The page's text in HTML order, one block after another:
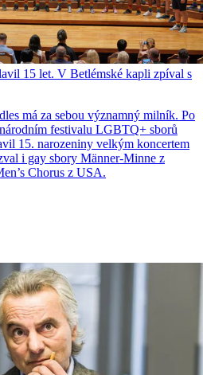
15 let. V Betlémské kapli zpíval s
má za sebou významný milník. Po
festivalu LGBTQ+ sborů
15. narozeniny velkým koncertem
i gay sbory Männer-Minne z
Chorus z USA.